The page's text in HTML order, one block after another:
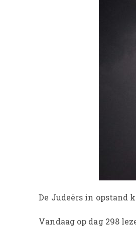
De Judeërs in opstand
Vandaag op dag 298